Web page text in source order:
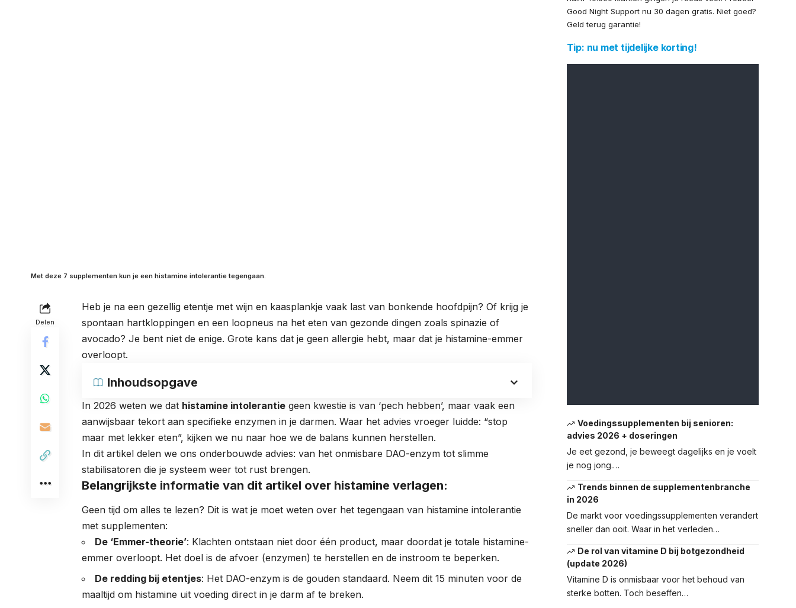
Met deze 7 supplementen kun je een histamine intolerantie tegengaan.
Delen
Heb je na een gezellig etentje met wijn en kaasplankje vaak last van bonkende hoofdpijn? Of krijg je
spontaan hartkloppingen en een loopneus na het eten van gezonde dingen zoals spinazie of
avocado? Je bent niet de enige. Grote kans dat je geen allergie hebt, maar dat je histamine-emmer
overloopt.
Inhoudsopgave
In 2026 weten we dat histamine intolerantie geen kwestie is van ‘pech hebben’, maar vaak een
aanwijsbaar tekort aan specifieke enzymen in je darmen. Waar het advies vroeger luidde: “stop
maar met lekker eten”, kijken we nu naar hoe we de balans kunnen herstellen.
In dit artikel delen we ons onderbouwde advies: van het onmisbare DAO-enzym tot slimme
stabilisatoren die je systeem weer tot rust brengen.
Belangrijkste informatie van dit artikel over histamine verlagen:
Geen tijd om alles te lezen? Dit is wat je moet weten over het tegengaan van histamine intolerantie
met supplementen:
De ‘Emmer-theorie’: Klachten ontstaan niet door één product, maar doordat je totale histamine-
emmer overloopt. Het doel is de afvoer (enzymen) te herstellen en de instroom te beperken.
De redding bij etentjes: Het DAO-enzym is de gouden standaard. Neem dit 15 minuten voor de
maaltijd om histamine uit voeding direct in je darm af te breken.
Good Night Support nu 30 dagen gratis. Niet goed?
Geld terug garantie!
Tip: nu met tijdelijke korting!
Voedingssupplementen bij senioren:
advies 2026 + doseringen
Je eet gezond, je beweegt dagelijks en je voelt
je nog jong.…
Trends binnen de supplementenbranche
in 2026
De markt voor voedingssupplementen verandert
sneller dan ooit. Waar in het verleden…
De rol van vitamine D bij botgezondheid
(update 2026)
Vitamine D is onmisbaar voor het behoud van
sterke botten. Toch beseffen…